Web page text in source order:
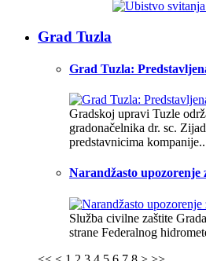
Grad Tuzla
Grad Tuzla:
Gradskoj upravi Tuzle
gradonačelnika dr. sc.
predstavnicima
Narandžasto upozorenje
Služba civilne zaštite
strane Federalnog